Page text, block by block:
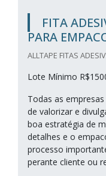
FITA
PARA
ALLTAPE FITAS
Lote Mínimo
Todas as
de valorizar e
boa estratégia de
detalhes e o
processo
perante cliente ou